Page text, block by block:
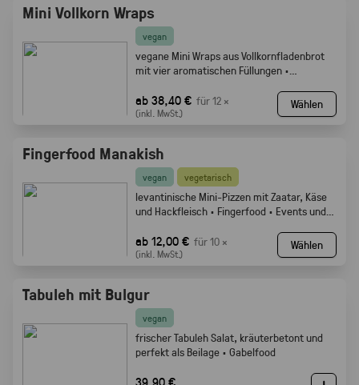
Mini Vollkorn Wraps
vegan
vegane Mini Wraps aus Vollkornfladenbrot
mit vier aromatischen Füllungen ·
ab 38,40 € für 12 ×
(inkl. MwSt.)
Wählen
Fingerfood Manakish
vegan vegetarisch
levantinische Mini-Pizzen mit Zaatar, Käse
und Hackfleisch · Fingerfood · Events und
ab 12,00 € für 10 ×
(inkl. MwSt.)
Wählen
Tabuleh mit Bulgur
vegan
frischer Tabuleh Salat, kräuterbetont und
perfekt als Beilage · Gabelfood
39,90 €